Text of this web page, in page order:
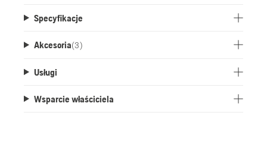
Specyfikacje
Akcesoria(3)
Usługi
Wsparcie właściciela